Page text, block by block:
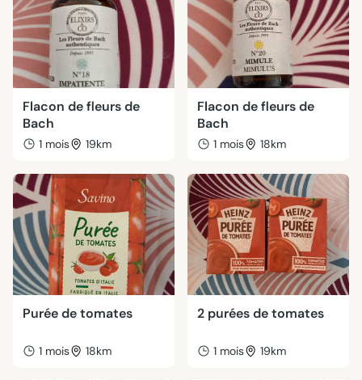
Flacon de fleurs de
Bach
1 mois 19km
Flacon de fleurs de
Bach
1 mois 18km
Purée de tomates
1 mois 18km
2 purées de tomates
1 mois 19km